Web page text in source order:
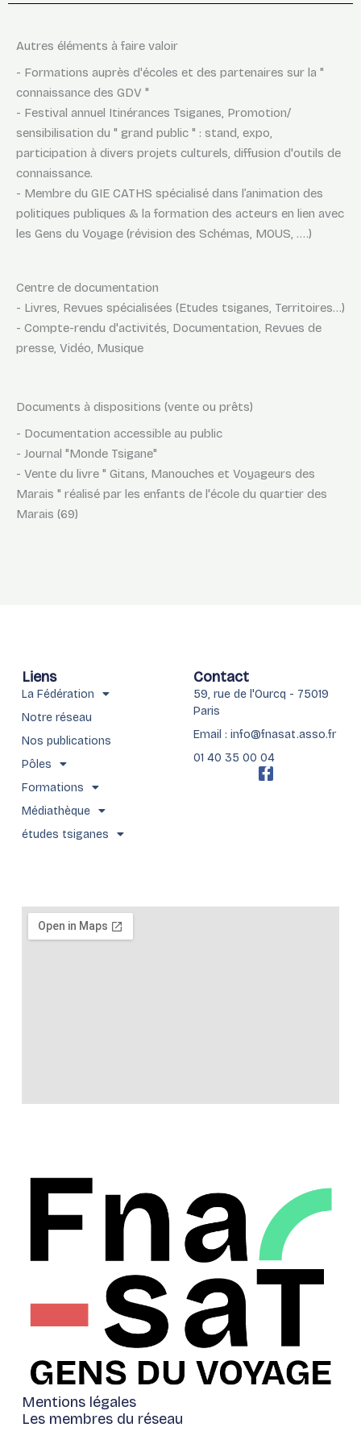
Autres éléments à faire valoir
- Formations auprès d'écoles et des partenaires sur la "
connaissance des GDV "
- Festival annuel Itinérances Tsiganes, Promotion/
sensibilisation du " grand public " : stand, expo,
participation à divers projets culturels, diffusion d'outils de
connaissance.
- Membre du GIE CATHS spécialisé dans l’animation des
politiques publiques & la formation des acteurs en lien avec
les Gens du Voyage (révision des Schémas, MOUS, ….)
Centre de documentation
- Livres, Revues spécialisées (Etudes tsiganes, Territoires…)
- Compte-rendu d'activités, Documentation, Revues de
presse, Vidéo, Musique
Documents à dispositions (vente ou prêts)
- Documentation accessible au public
- Journal "Monde Tsigane"
- Vente du livre " Gitans, Manouches et Voyageurs des
Marais " réalisé par les enfants de l'école du quartier des
Marais (69)
Mentions légales
Les membres du réseau
Liens
La Fédération
Notre réseau
Nos publications
Pôles
Formations
Médiathèque
études tsiganes
Contact
59, rue de l'Ourcq - 75019
Paris
Email : info@fnasat.asso.fr
01 40 35 00 04
F
f